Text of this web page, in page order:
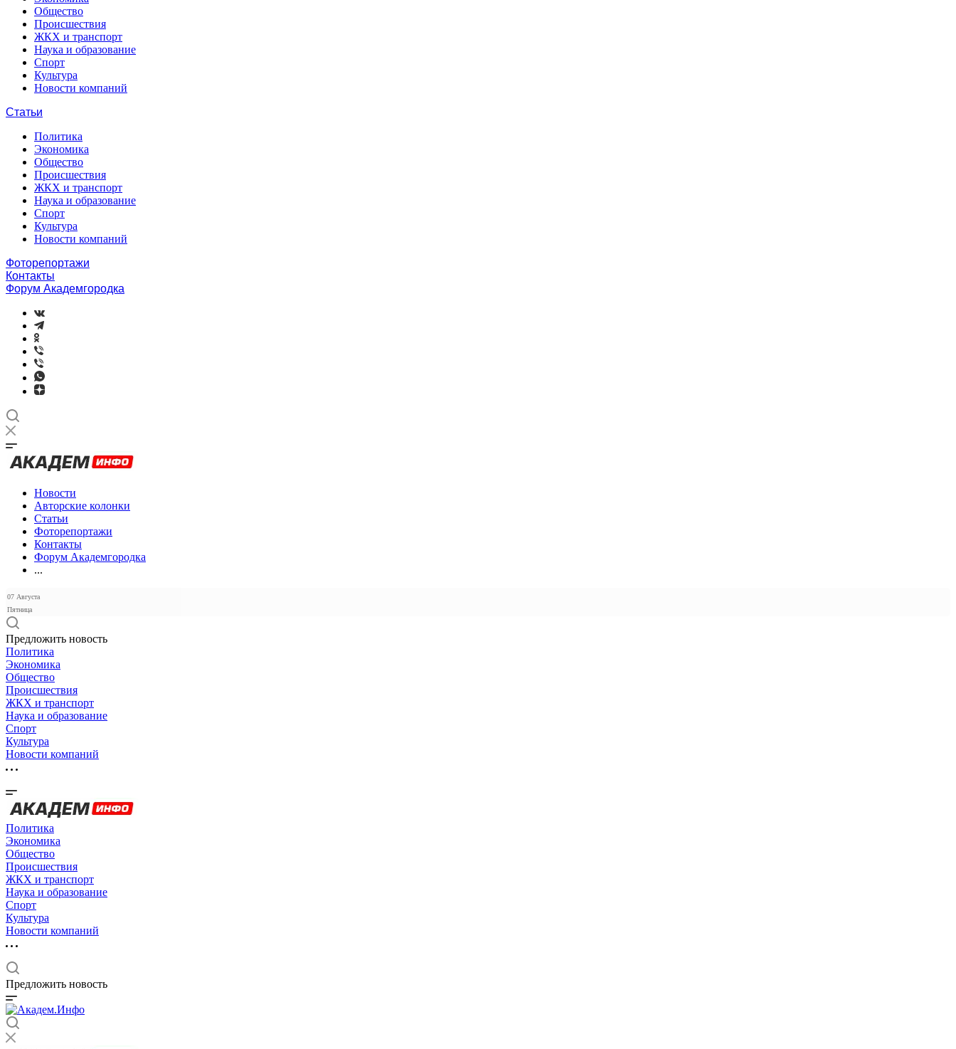
Общество
Происшествия
ЖКХ и транспорт
Наука и образование
Спорт
Культура
Новости компаний
Статьи
Политика
Экономика
Общество
Происшествия
ЖКХ и транспорт
Наука и образование
Спорт
Культура
Новости компаний
Фоторепортажи
Контакты
Форум Академгородка
Новости
Авторские колонки
Статьи
Фоторепортажи
Контакты
Форум Академгородка
...
07 Августа
Пятница
Предложить новость
Политика
Экономика
Общество
Происшествия
ЖКХ и транспорт
Наука и образование
Спорт
Культура
Новости компаний
Политика
Экономика
Общество
Происшествия
ЖКХ и транспорт
Наука и образование
Спорт
Культура
Новости компаний
Предложить новость